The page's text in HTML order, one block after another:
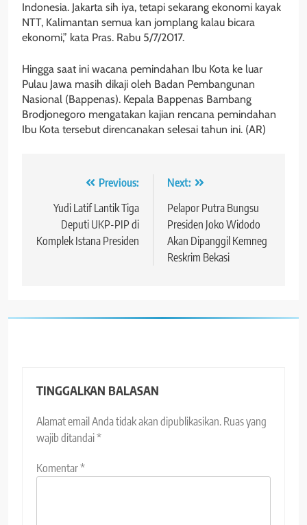
Indonesia. Jakarta sih iya, tetapi sekarang ekonomi kayak
NTT, Kalimantan semua kan jomplang kalau bicara
ekonomi,” kata Pras. Rabu 5/7/2017.
Hingga saat ini wacana pemindahan Ibu Kota ke luar
Pulau Jawa masih dikaji oleh Badan Pembangunan
Nasional (Bappenas). Kepala Bappenas Bambang
Brodjonegoro mengatakan kajian rencana pemindahan
Ibu Kota tersebut direncanakan selesai tahun ini. (AR)
Navigasi
pos
Previous:
Yudi Latif Lantik Tiga
Deputi UKP-PIP di
Komplek Istana Presiden
Next:
Pelapor Putra Bungsu
Presiden Joko Widodo
Akan Dipanggil Kemneg
Reskrim Bekasi
TINGGALKAN BALASAN
Alamat email Anda tidak akan dipublikasikan. Ruas yang
wajib ditandai*
Komentar*